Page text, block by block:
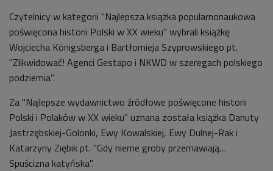
Czytelnicy w kategorii "Najlepsza książka popularnonaukowa
poświęcona historii Polski w XX wieku" wybrali książkę
Wojciecha Königsberga i Bartłomieja Szyprowskiego pt.
"Zlikwidować! Agenci Gestapo i NKWD w szeregach polskiego
podziemia".
Za "Najlepsze wydawnictwo źródłowe poświęcone historii
Polski i Polaków w XX wieku" uznana została książka Danuty
Jastrzębskiej-Golonki, Ewy Kowalskiej, Ewy Dulnej-Rak i
Katarzyny Ziębik pt. "Gdy nieme groby przemawiają…
Spuścizna katyńska".